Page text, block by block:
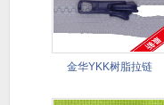
金华YKK树脂拉链